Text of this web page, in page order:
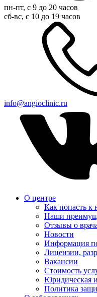
пн-пт, с 9 до 20 часов
сб-вс, с 10 до 19 часов
info@angioclinic.ru
О центре
Как попасть к
Наши
Отзывы о
Новости
Информация
Лицензии,
Вакансии
Стоимость
Юридическая
Политика